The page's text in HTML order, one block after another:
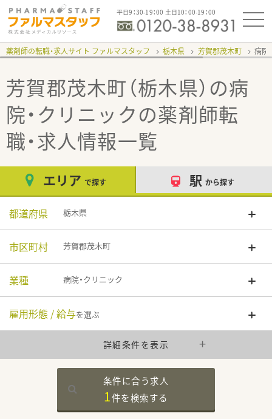
平日9：30-19：00 土日10：00-19：00
薬剤師の転職・求人サイト ファルマスタッフ 栃木県 芳賀郡茂木町 病院
芳賀郡茂木町（栃木県）の病
院・クリニックの薬剤師転
職・求人情報一覧
エリア で探す 駅 から探す
都道府県 栃木県
市区町村 芳賀郡茂木町
業種 病院・クリニック
雇用形態 / 給与を選ぶ
詳細条件を表示
条件に合う求人
1件を検索する